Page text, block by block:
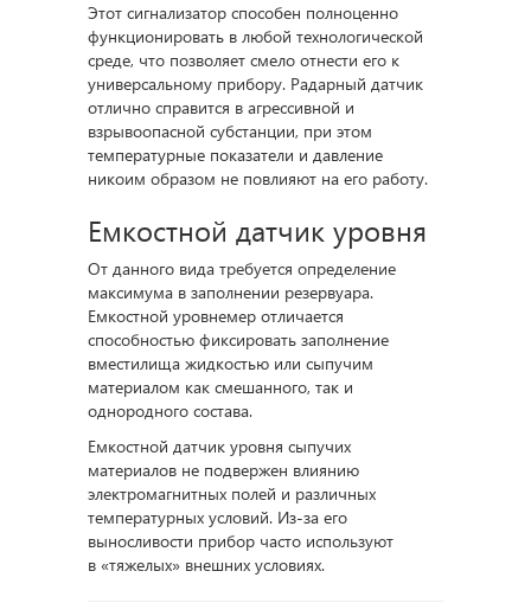
Этот сигнализатор способен полноценно
функционировать в любой технологической
среде, что позволяет смело отнести его к
универсальному прибору. Радарный датчик
отлично справится в агрессивной и
взрывоопасной субстанции, при этом
температурные показатели и давление
никоим образом не повлияют на его работу.
Емкостной датчик уровня
От данного вида требуется определение
максимума в заполнении резервуара.
Емкостной уровнемер отличается
способностью фиксировать заполнение
вместилища жидкостью или сыпучим
материалом как смешанного, так и
однородного состава.
Емкостной датчик уровня сыпучих
материалов не подвержен влиянию
электромагнитных полей и различных
температурных условий. Из-за его
выносливости прибор часто используют
в «тяжелых» внешних условиях.